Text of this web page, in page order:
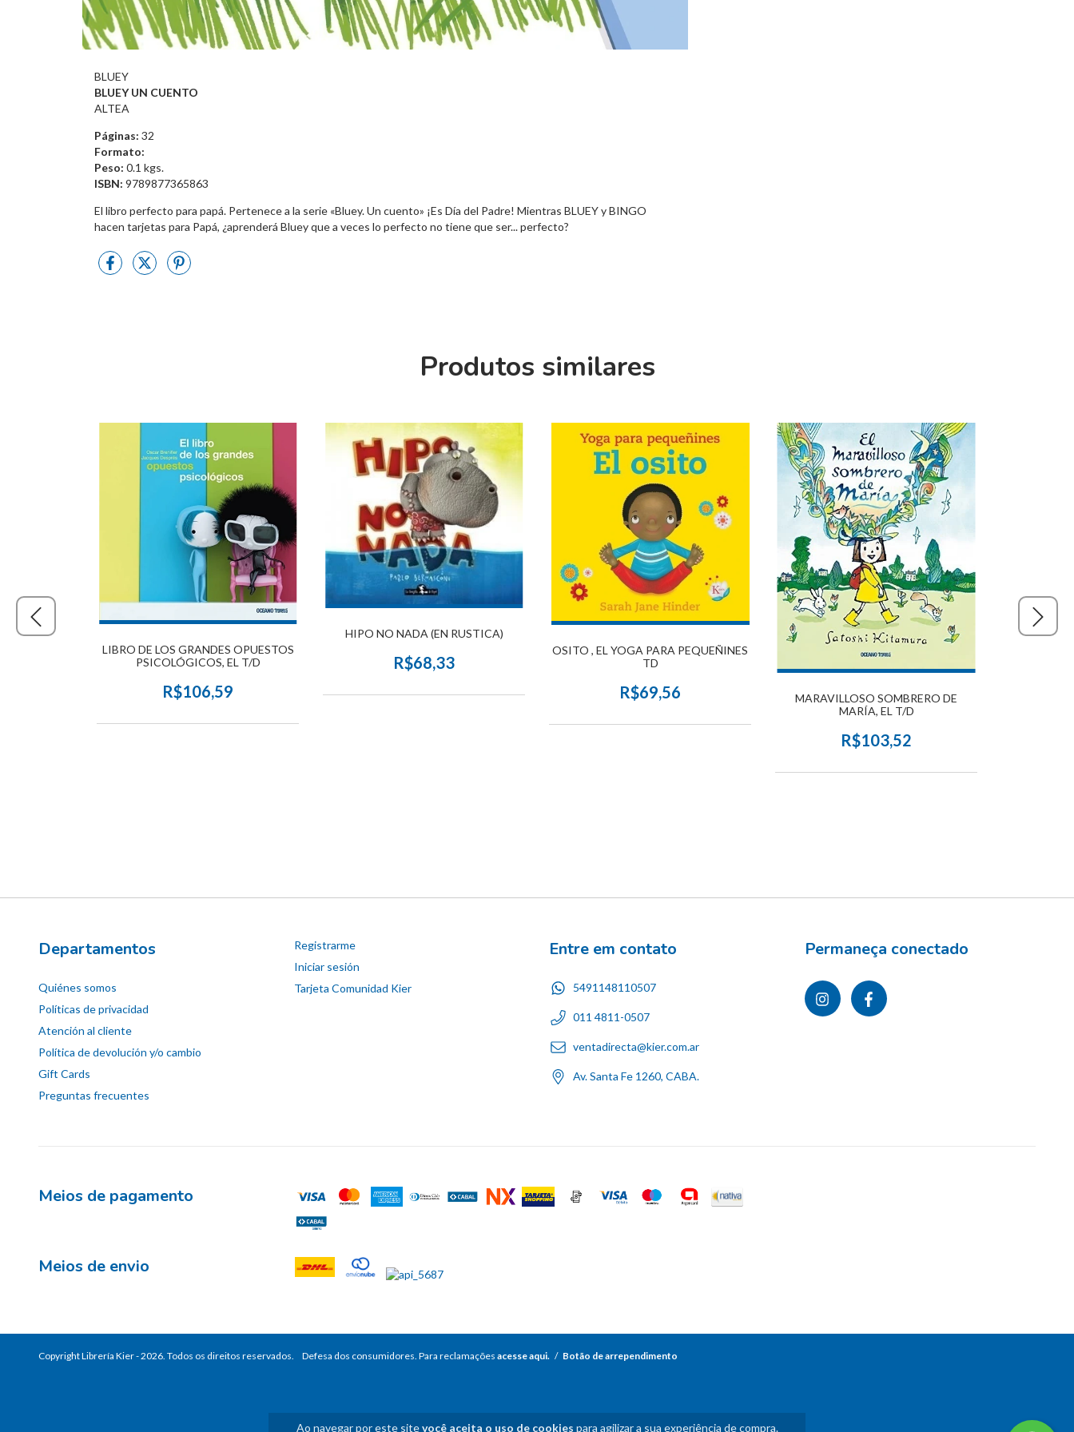
Ao navegar por este sitevocê aceita o uso de cookies para agilizar a sua experiência de compra.
BLUEY
BLUEY UN CUENTO
ALTEA
Páginas: 32
Formato:
Peso: 0.1 kgs.
ISBN: 9789877365863
El libro perfecto para papá. Pertenece a la serie «Bluey. Un cuento» ¡Es Día del Padre! Mientras BLUEY y BINGO
hacen tarjetas para Papá, ¿aprenderá Bluey que a veces lo perfecto no tiene que ser... perfecto?
Produtos similares
LIBRO DE LOS GRANDES OPUESTOS
PSICOLÓGICOS, EL T/D
R$106,59
HIPO NO NADA (EN RUSTICA)
R$68,33
OSITO , EL YOGA PARA PEQUEÑINES
TD
R$69,56
MARAVILLOSO SOMBRERO DE
MARÍA, EL T/D
R$103,52
Departamentos
Quiénes somos
Políticas de privacidad
Atención al cliente
Política de devolución y/o cambio
Gift Cards
Preguntas frecuentes
Registrarme
Iniciar sesión
Tarjeta Comunidad Kier
Entre em contato
5491148110507
011 4811-0507
ventadirecta@kier.com.ar
Av. Santa Fe 1260, CABA.
Permaneça conectado
Meios de pagamento
Meios de envio
Copyright Librería Kier - 2026. Todos os direitos reservados. Defesa dos consumidores. Para reclamações acesse aqui. / Botão de arrependimento